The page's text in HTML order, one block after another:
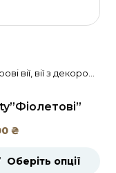
вії, вії з декором
₴
Оберіть опції